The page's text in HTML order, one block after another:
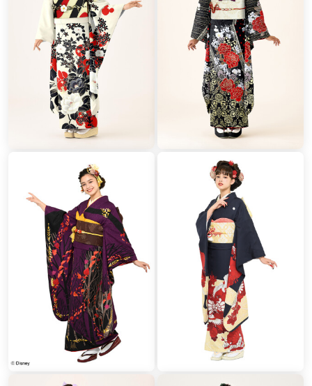
査主体：株式会社マーケティングアンドアソシェイツ■調
査手法：インターネット調査■サンプル数：828人■調査企
業数：13社■調査期間：2025年1月17日～2025年1月26日■
調査対象者：全国の18～25歳女性で、成人式及び成人に関
するイベントに参加、且つ振袖レンタル実施者のうち、各
企業を実際に利用経験がある方を抽出し満足度を聴取。＊